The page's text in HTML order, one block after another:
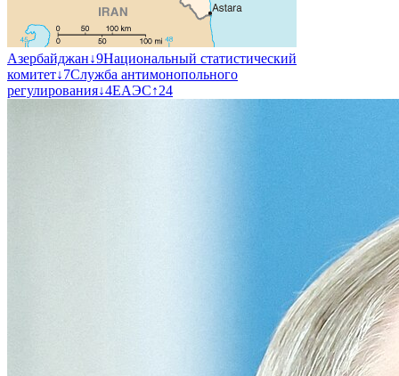
Азербайджан↓9Национальный статистический
комитет↓7Служба антимонопольного
регулирования↓4ЕАЭС↑24